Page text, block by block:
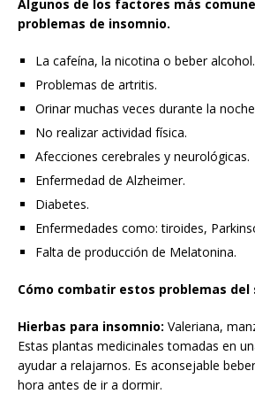
Algunos de los factores más
problemas de insomnio.
La cafeína, la nicotina o beber alcohol.
Problemas de artritis.
Orinar muchas veces durante la
No realizar actividad física.
Afecciones cerebrales y neurológicas.
Enfermedad de Alzheimer.
Diabetes.
Enfermedades como: tiroides,
Falta de producción de Melatonina.
Cómo combatir estos problemas del
Hierbas para insomnio: Valeriana,
Estas plantas medicinales tomadas en
ayudar a relajarnos. Es aconsejable
hora antes de ir a dormir.